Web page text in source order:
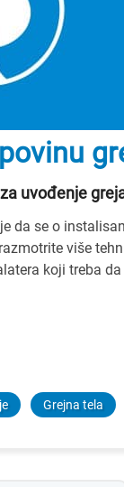
uvođenje
da se o
više
koji treba
Grejna tela